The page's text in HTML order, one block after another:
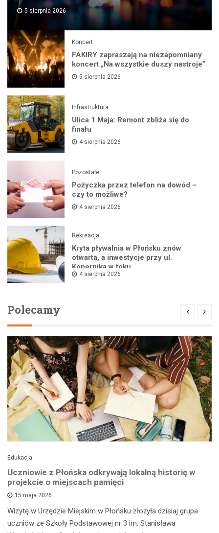
5 sierpnia 2026
Koncert
FAKIRY zapraszają na niezapomniany
koncert „Na wszystkie duszy nastroje”
5 sierpnia 2026
Infrastruktura
Ulica 1 Maja: Remont zbliża się do
finału
4 sierpnia 2026
Pozostałe
Pożyczka przez telefon na dowód –
czy to możliwe?
4 sierpnia 2026
Rekreacja
Kryta pływalnia w Płońsku znów
otwarta, a inwestycje przy ul.
Kopernika w toku
4 sierpnia 2026
Polecamy
Edukacja
Uczniowie z Płońska odkrywają lokalną historię w
projekcie o miejscach pamięci
15 maja 2026
Wizytę w Urzędzie Miejskim w Płońsku złożyła dzisiaj grupa
uczniów ze Szkoły Podstawowej nr 3 im. Stanisława